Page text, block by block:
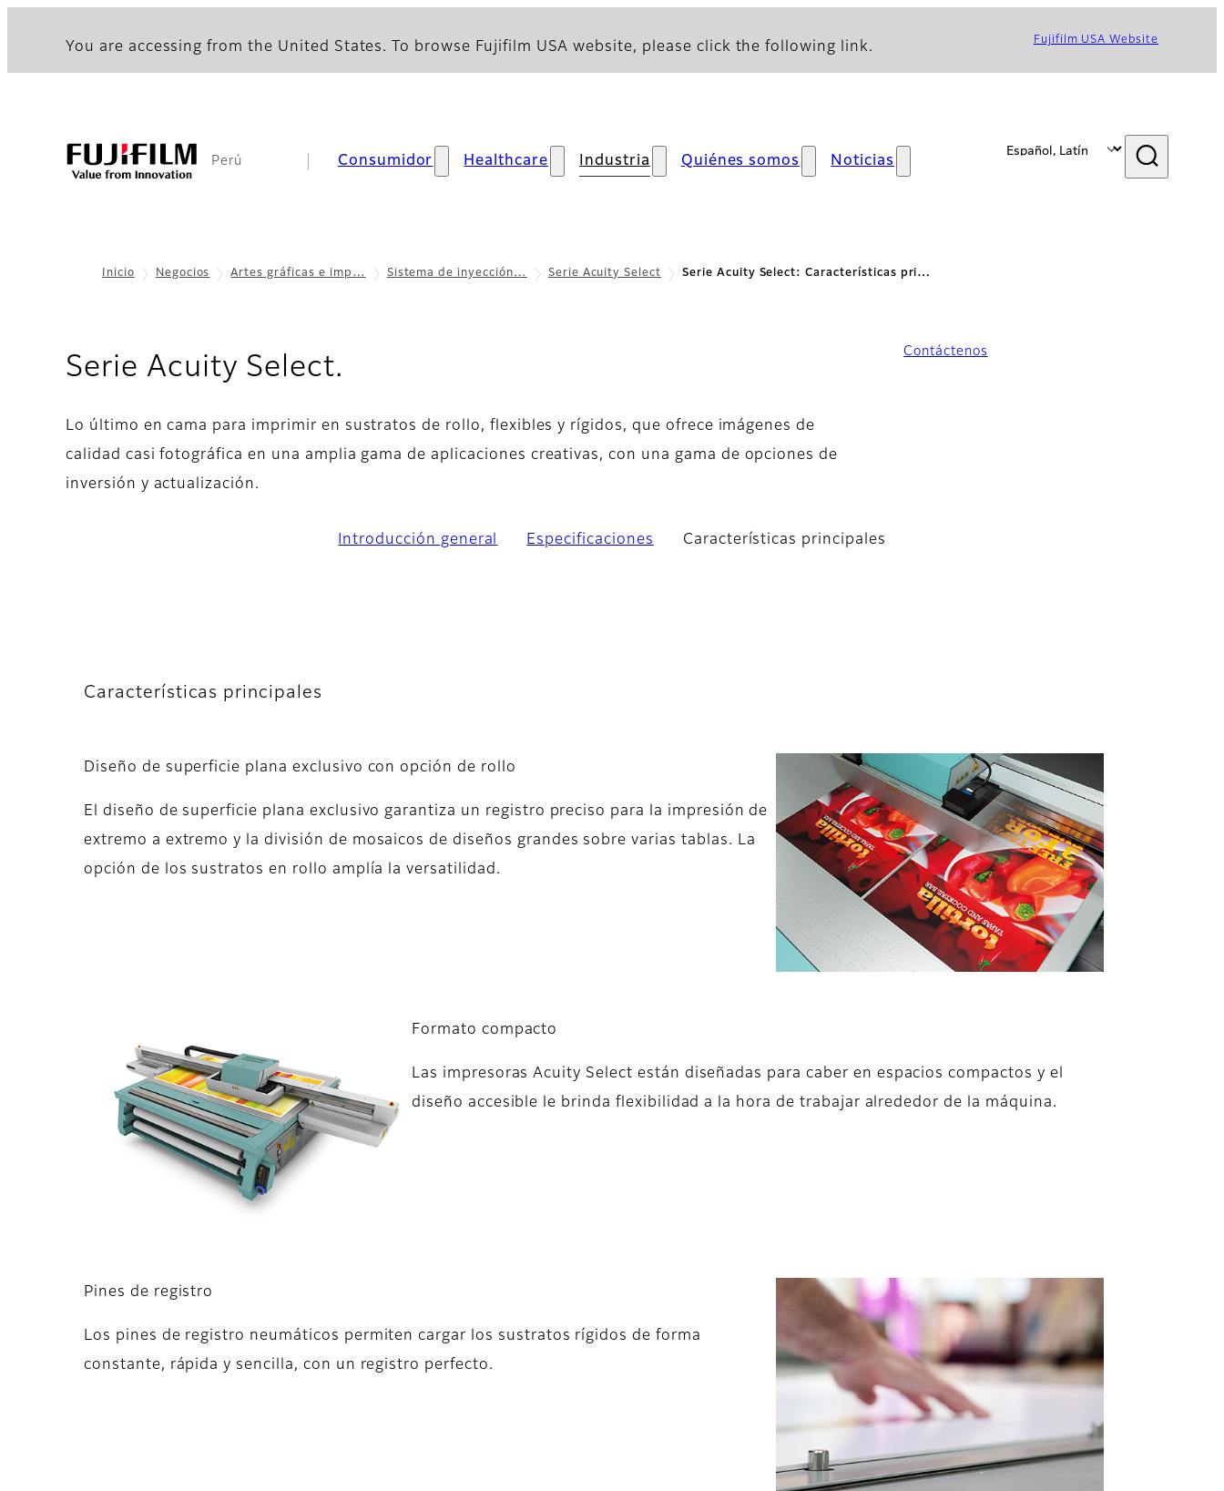
You are accessing from the United States. To browse Fujifilm USA website, please click the following link. Fujifilm USA Website
Perú Consumidor Healthcare Industria Quiénes somos Noticias
Inicio Negocios Artes gráficas e imp… Sistema de inyección… Serie Acuity Select Serie Acuity Select: Características pri…
Serie Acuity Select.
Lo último en cama para imprimir en sustratos de rollo, flexibles y rígidos, que ofrece imágenes de
calidad casi fotográfica en una amplia gama de aplicaciones creativas, con una gama de opciones de
inversión y actualización.
Contáctenos
Introducción general Especificaciones Características principales
Características principales
Diseño de superficie plana exclusivo con opción de rollo
El diseño de superficie plana exclusivo garantiza un registro preciso para la impresión de
extremo a extremo y la división de mosaicos de diseños grandes sobre varias tablas. La
opción de los sustratos en rollo amplía la versatilidad.
Formato compacto
Las impresoras Acuity Select están diseñadas para caber en espacios compactos y el
diseño accesible le brinda flexibilidad a la hora de trabajar alrededor de la máquina.
Pines de registro
Los pines de registro neumáticos permiten cargar los sustratos rígidos de forma
constante, rápida y sencilla, con un registro perfecto.